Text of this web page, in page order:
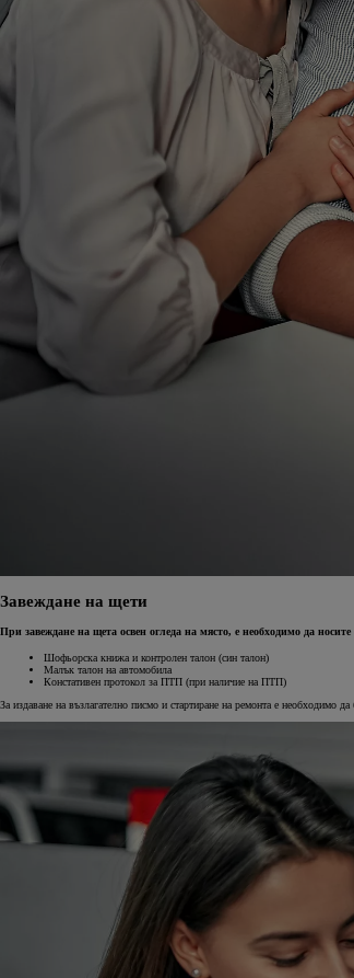
Завеждане на щети
При завеждане на щета освен огледа на място, е необходимо да носите
Шофьорска книжа и контролен талон (син талон)
Малък талон на автомобила
Констативен протокол за ПТП (при наличие на ПТП)
За издаване на възлагателно писмо и стартиране на ремонта е необходимо